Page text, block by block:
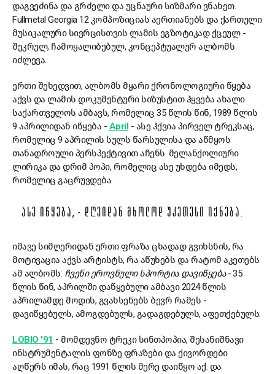
დაგვეძინა და გრძელი და უცნაური სიზმარი ვნახეთ.
Fullmetal Georgia 12 კომპოზიციას აერთიანებს და ქართული
მუსიკალური სივრცისთვის ლამის ეგზოტიკად ქცეულ -
შეკრულ, ჩამოყალიბებულ, კონცეპტუალურ ალბომს
იძლევა.
ერთი შეხედვით, ალბომს მყარი ქრონოლოგიური წყება
აქვს და ლამის დოკუმენტური სიზუსტით ჰყვება ახალი
საქართველოს ამბავს, რომელიც 35 წლის წინ, 1989 წლის
9 აპრილიდან იწყება - April- ასე ჰქვია პირველ ტრეკსაც,
რომელიც 9 აპრილის სულს წარსულისა და აწმყოს
თანადროული პერსპექტივით აჩენს. მელანქოლიური
ლირიკა და დრიმ პოპი, რომელიც ასე უხდება იმედს,
რომელიც გაცრუვდება.
ᲐᲡᲔ ᲘᲬᲧᲔᲑᲐ, - ᲓᲦᲔᲘᲓᲐᲜ ᲛᲮᲝᲚᲝᲓ ᲣᲙᲔᲗᲔᲡᲘ ᲘᲥᲜᲔᲑᲐ.
იმავე სიმღერიდან ერთი ფრაზა ცხადად გვიხსნის, რა
მოტივაცია აქვს არტისტს, რა აწუხებს და რატომ აკეთებს
ამ ალბომს: ჩვენი ეროვნული სპორტია დავიწყება -35
წლის წინ, აპრილში დაწყებული ამბავი 2024 წლის
აპრილამდე მოდის, გვახსენებს ბევრ რამეს -
დავიწყებულს, ამოგდებულს, გადაგდებულს, აფეთქებულს.
LOBIO '91 - მომდევნო ტრეკი სინთპოპია, შესანიშნავი
ინსტრუმენტალის ფონზე ფრაზები და ქივორდები
აღწერს იმას, რაც 1991 წლის მერე დაიწყო აქ. და